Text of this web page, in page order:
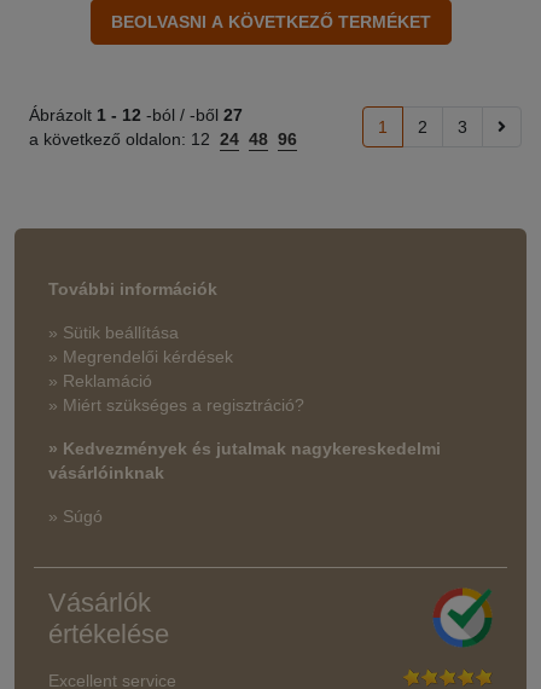
Ábrázolt 1 - 12 -ból / -ből 27
a következő oldalon: 12 24 48 96
1 2 3
További információk
» Sütik beállítása
» Megrendelői kérdések
» Reklamáció
» Miért szükséges a regisztráció?
» Kedvezmények és jutalmak nagykereskedelmi
vásárlóinknak
» Súgó
Vásárlók
értékelése
Excellent service